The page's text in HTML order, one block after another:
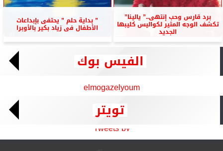
برد قارس وحب إنتهى..” يالينا”
تكشف الوجه المثير لكواليس كليبها
الجديد
” بداية حلم ” يحتفى بإبداعات
الأطفال فى زياد بكير بالأوبرا
الفيس بوك
elmogazelyoum
تويتر
Tweets by